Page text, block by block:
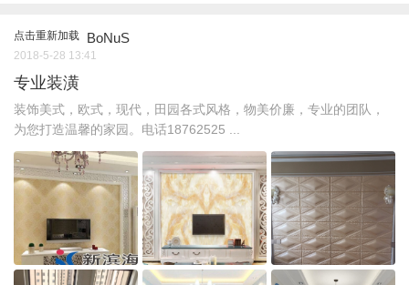
点击重新加载 BoNuS
2018-5-28 13:41
专业装潢
装饰美式，欧式，现代，田园各式风格，物美价廉，专业的团队，
为您打造温馨的家园。电话18762525 ...